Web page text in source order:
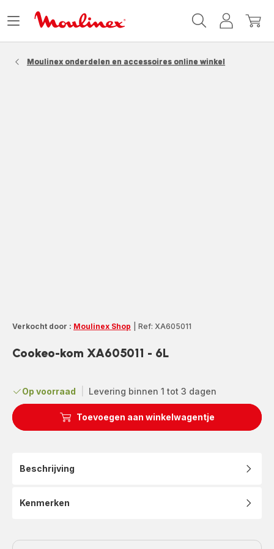
MijnMijn
Menu
Moulinex onderdelen en accessoires online winkel
Verkocht door : Moulinex Shop Ref: XA605011
Cookeo-kom XA605011 - 6L
Op voorraad Levering binnen 1 tot 3 dagen
Toevoegen aan winkelwagentje
Beschrijving
Kenmerken